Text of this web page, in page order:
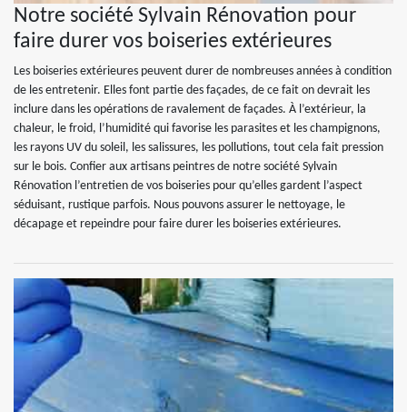
Notre société Sylvain Rénovation pour
faire durer vos boiseries extérieures
Les boiseries extérieures peuvent durer de nombreuses années à condition
de les entretenir. Elles font partie des façades, de ce fait on devrait les
inclure dans les opérations de ravalement de façades. À l’extérieur, la
chaleur, le froid, l’humidité qui favorise les parasites et les champignons,
les rayons UV du soleil, les salissures, les pollutions, tout cela fait pression
sur le bois. Confier aux artisans peintres de notre société Sylvain
Rénovation l’entretien de vos boiseries pour qu’elles gardent l’aspect
séduisant, rustique parfois. Nous pouvons assurer le nettoyage, le
décapage et repeindre pour faire durer les boiseries extérieures.